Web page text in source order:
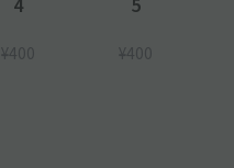
¥400 ¥400